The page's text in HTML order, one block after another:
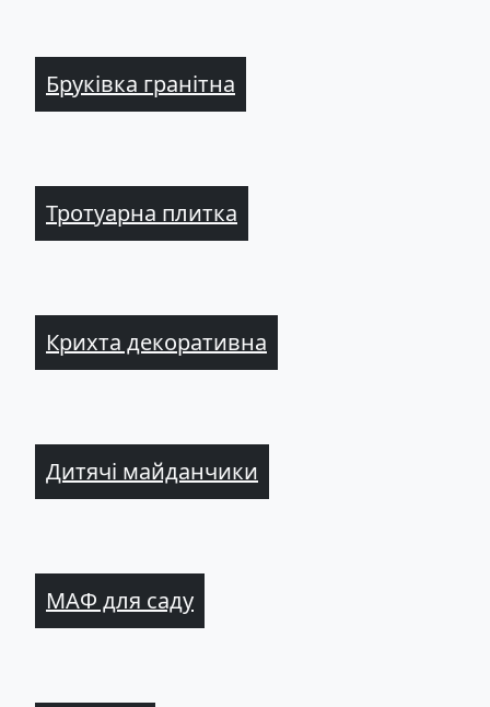
Бруківка гранітна
Тротуарна плитка
Крихта декоративна
Дитячі майданчики
МАФ для саду